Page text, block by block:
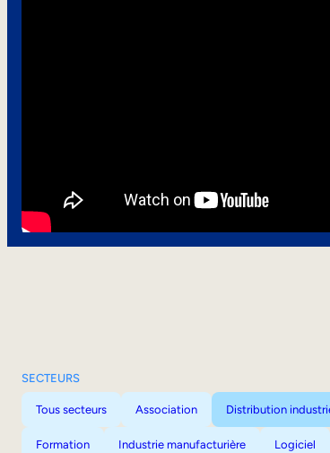
SECTEURS
Tous secteurs Association Distribution
Formation Industrie manufacturière Logiciel